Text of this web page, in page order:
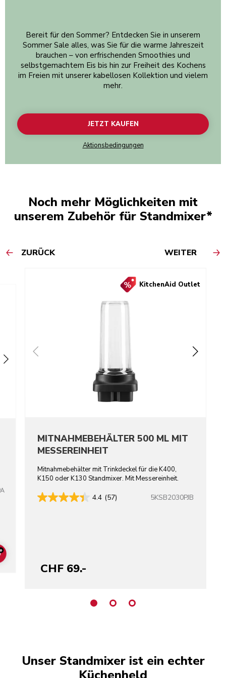
Bereit für den Sommer? Entdecken Sie in unserem
Sommer Sale alles, was Sie für die warme Jahreszeit
brauchen – von erfrischenden Smoothies und
selbstgemachtem Eis bis hin zur Freiheit des Kochens
im Freien mit unserer kabellosen Kollektion und vielem
mehr.
JETZT KAUFEN
Aktionsbedingungen
Noch mehr Möglichkeiten mit
unserem Zubehör für Standmixer*
ZURÜCK WEITER
ADD TO CART
KitchenAid Outlet
MITNAHMEBEHÄLTER 500 ML MIT
MESSEREINHEIT
Mitnahmebehälter mit Trinkdeckel für die K400,
K150 oder K130 Standmixer. Mit Messereinheit.
4.4 (57) 5KSB2030PJB
CHF 69.-
Unser Standmixer ist ein echter